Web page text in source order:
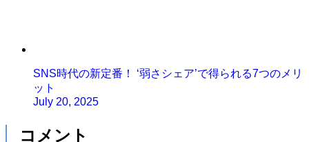
SNS時代の新定番！ ‘弱さシェア’で得られる7つのメリ
ット
July 20, 2025
コメント